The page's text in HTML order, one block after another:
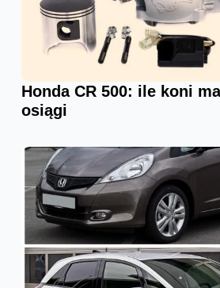
Honda CR 500: ile koni
osiągi